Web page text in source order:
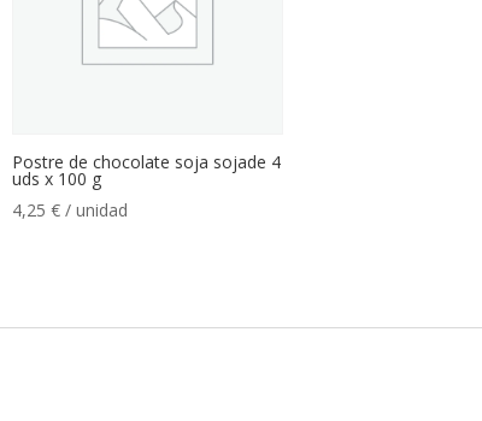
Postre de chocolate soja sojade 4
uds x 100 g
4,25 € / unidad